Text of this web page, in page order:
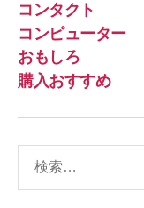
コンタクト
コンピューター
おもしろ
購入おすすめ